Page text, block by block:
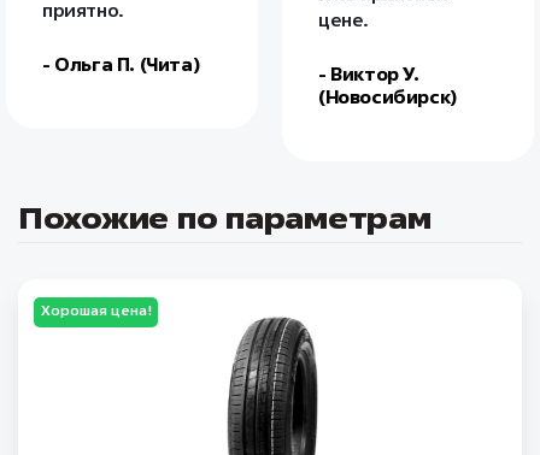
приятно.
- Ольга П. (Чита)
цене.
- Виктор У.
(Новосибирск)
Похожие по параметрам
Хорошая цена!